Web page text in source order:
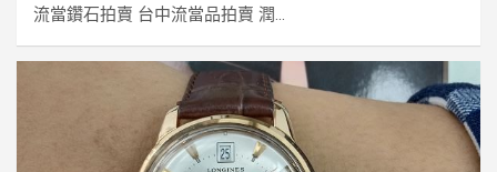
流當鑽石拍賣 台中流當品拍賣 潤...